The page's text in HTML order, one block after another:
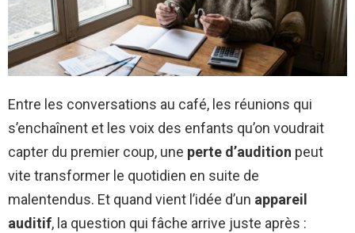
Entre les conversations au café, les réunions qui
s’enchaînent et les voix des enfants qu’on voudrait
capter du premier coup, une perte d’audition peut
vite transformer le quotidien en suite de
malentendus. Et quand vient l’idée d’un appareil
auditif, la question qui fâche arrive juste après :